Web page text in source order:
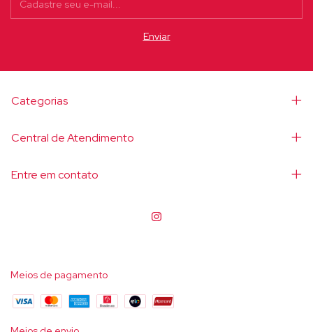
Categorias
Central de Atendimento
Entre em contato
Meios de pagamento